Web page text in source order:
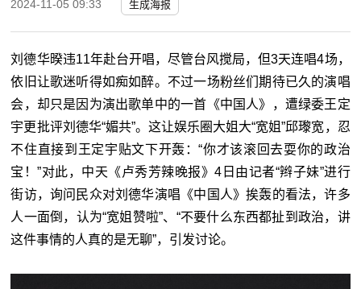
2024-11-05 09:33 生成海报
刘德华暌违11年赴台开唱，尽管台风搅局，但3天连唱4场，
依旧让歌迷听得如痴如醉。不过一场粉丝们期待已久的演唱
会，却只是因为演出歌单中的一首《中国人》，遭绿委王定
宇更批评刘德华“媚共”。这让娱乐圈大姐大“宽姐”邱瓈宽，忍
不住直接到王定宇贴文下开轰：“你才该滚回去耍你的政治
宝！”对此，中天《卢秀芳辣晚报》4日由记者“辫子妹”进行
街访，询问民众对刘德华演唱《中国人》挨轰的看法，许多
人一面倒，认为“宽姐赞啦”、“不要什么东西都扯到政治，讲
这件事情的人真的是无聊”，引发讨论。